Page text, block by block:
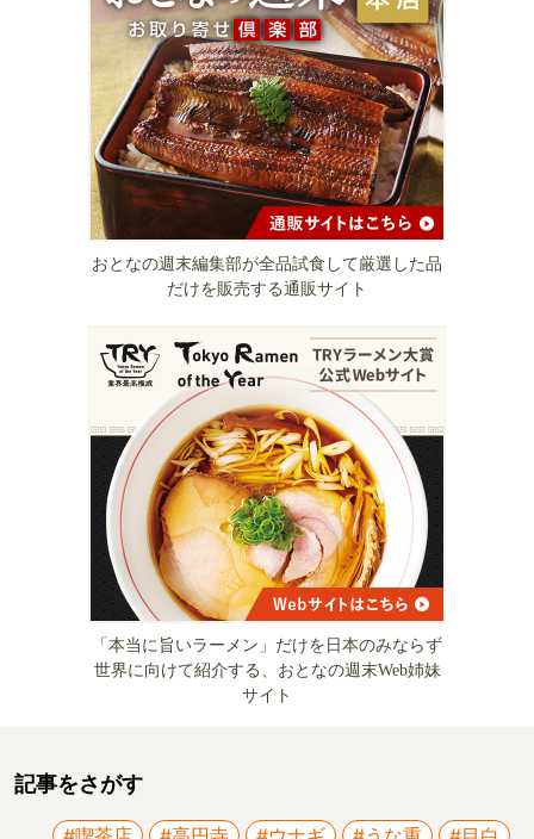
おとなの週末編集部が全品試食して厳選した品
だけを販売する通販サイト
「本当に旨いラーメン」だけを日本のみならず
世界に向けて紹介する、おとなの週末Web姉妹
サイト
記事をさがす